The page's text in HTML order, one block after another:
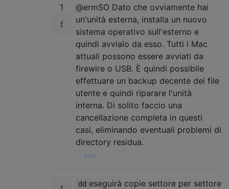
1
@ermSO Dato che ovviamente hai
un'unità esterna, installa un nuovo
sistema operativo sull'esterno e
quindi avvialo da esso. Tutti i Mac
attuali possono essere avviati da
firewire o USB. È quindi possibile
effettuare un backup decente dei file
utente e quindi riparare l'unità
interna. Di solito faccio una
cancellazione completa in questi
casi, eliminando eventuali problemi di
directory residua.
paul
dd eseguirà copie settore per settore